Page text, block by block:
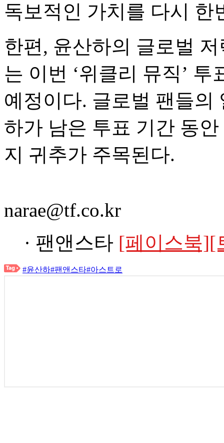
독보적인 가치를 다시 한
한편, 윤산하의 글로벌
는 이번 ‘위클리 뮤직’
예정이다. 글로벌 팬들의
하가 남은 투표 기간 동
지 귀추가 주목된다.
narae@tf.co.kr
· 팬앤스타 [페이스북][
#윤산하#팬앤스타#아스트로